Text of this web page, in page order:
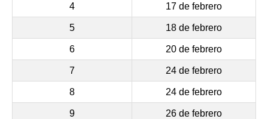
4 17 de febrero
5 18 de febrero
6 20 de febrero
7 24 de febrero
8 24 de febrero
9 26 de febrero